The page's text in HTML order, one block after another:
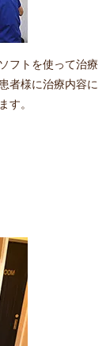
フトを使って治療
者様に治療内容に
す。